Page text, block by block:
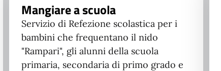
Mangiare a scuola
Servizio di Refezione scolastica per i
bambini che frequentano il nido
"Rampari", gli alunni della scuola
primaria, secondaria di primo grado e